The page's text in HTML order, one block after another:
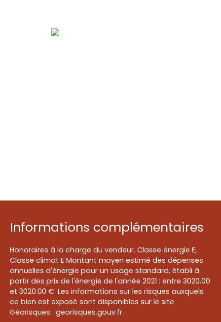
Informations complémentaires
Honoraires à la charge du vendeur. Classe énergie E,
Classe climat E Montant moyen estimé des dépenses
annuelles d'énergie pour un usage standard, établi à
partir des prix de l'énergie de l'année 2021 : entre 3020.00
et 3020.00 €. Les informations sur les risques auxquels
ce bien est exposé sont disponibles sur le site
Géorisques : georisques.gouv.fr.